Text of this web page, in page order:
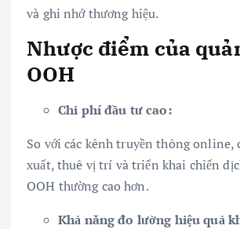
và ghi nhớ thương hiệu.
Nhược điểm của
OOH
Chi phí đầu tư cao:
So với các kênh truyền thông online,
xuất, thuê vị trí và triển khai chiến
OOH thường cao hơn.
Khả năng đo lường hiệu quả